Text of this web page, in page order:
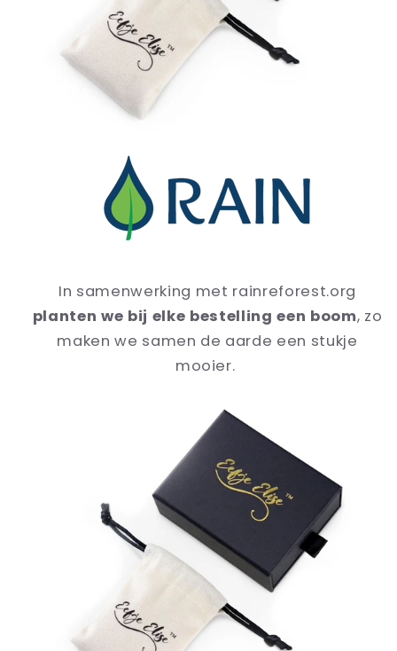
In samenwerking met rainreforest.org
planten we bij elke bestelling een boom, zo
maken we samen de aarde een stukje
mooier.